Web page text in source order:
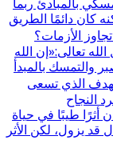
بالمبادئ ربما
كان دائمًا الطريق
الأزمات؟
تعالى:«إن الله
والتمسك بالمبدأ
الذي تسعى
النجاح
أثرًا طيبًا في حياة
قد يزول، لكن الأثر